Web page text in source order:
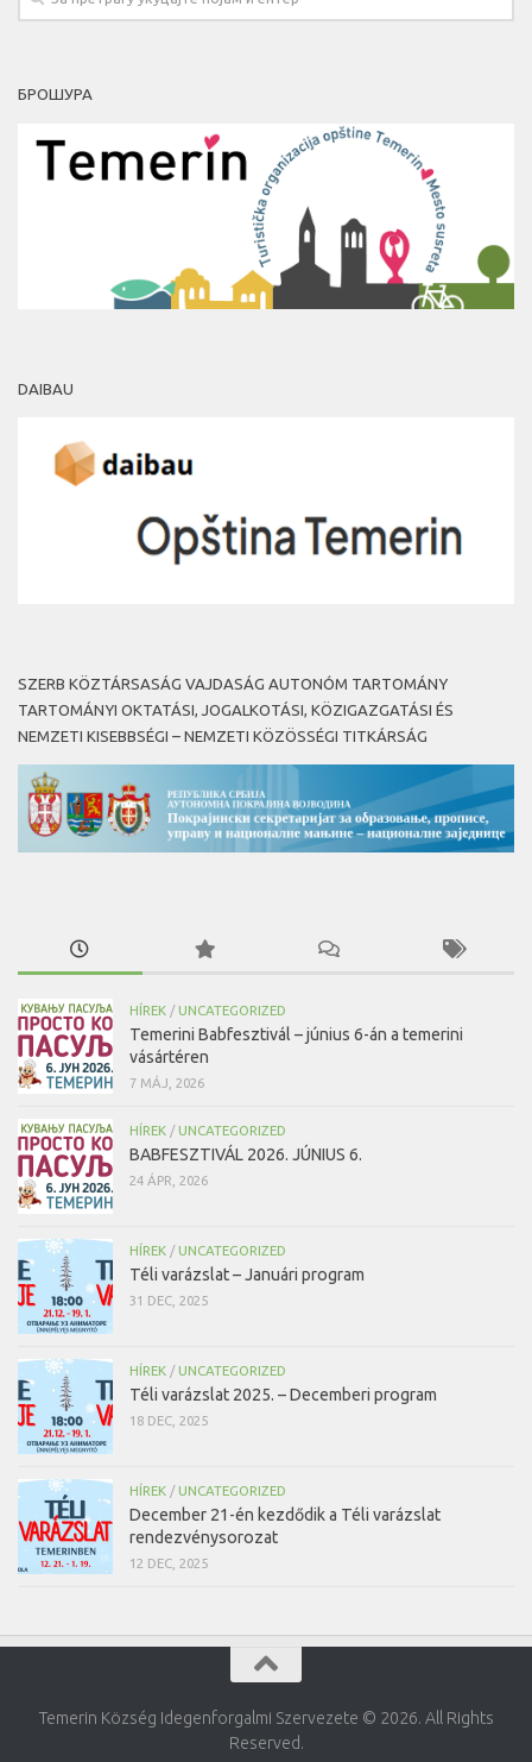
БРОШУРА
DAIBAU
SZERB KÖZTÁRSASÁG VAJDASÁG AUTONÓM TARTOMÁNY
TARTOMÁNYI OKTATÁSI, JOGALKOTÁSI, KÖZIGAZGATÁSI ÉS
NEMZETI KISEBBSÉGI – NEMZETI KÖZÖSSÉGI TITKÁRSÁG
HÍREK / UNCATEGORIZED
Temerini Babfesztivál – június 6-án a temerini
vásártéren
7 MÁJ, 2026
HÍREK / UNCATEGORIZED
BABFESZTIVÁL 2026. JÚNIUS 6.
24 ÁPR, 2026
HÍREK / UNCATEGORIZED
Téli varázslat – Januári program
31 DEC, 2025
HÍREK / UNCATEGORIZED
Téli varázslat 2025. – Decemberi program
18 DEC, 2025
HÍREK / UNCATEGORIZED
December 21-én kezdődik a Téli varázslat
rendezvénysorozat
12 DEC, 2025
Temerin Község Idegenforgalmi Szervezete © 2026. All Rights
Reserved.